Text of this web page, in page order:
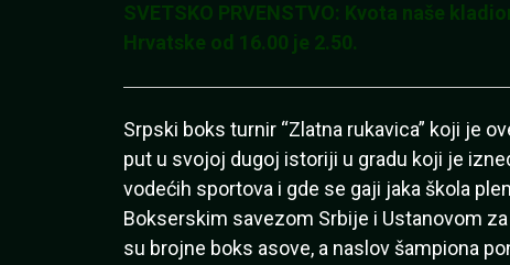
SVETSKO PRVENSTVO: Kvota naše
Hrvatske od 16.00 je 2.50.
Srpski boks turnir “Zlatna rukavica” koji je
put u svojoj dugoj istoriji u gradu koji je
vodećih sportova i gde se gaji jaka škola
Bokserskim savezom Srbije i Ustanovom
su brojne boks asove, a naslov šampiona